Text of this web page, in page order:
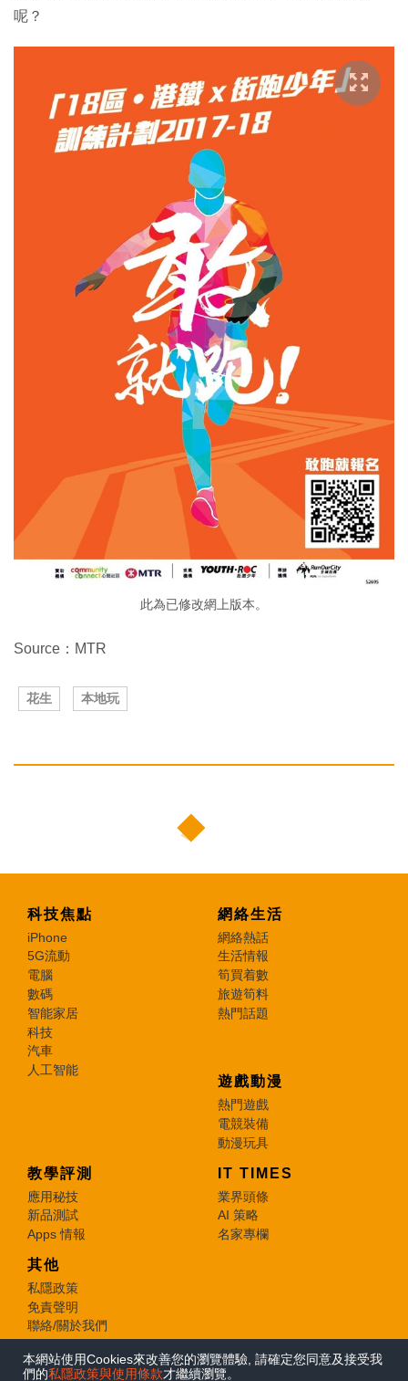
本網站使用Cookies來改善您的瀏覽體驗, 請確定您同意及接受我
們的私隱政策與使用條款才繼續瀏覽。
呢？
此為已修改網上版本。
Source：MTR
花生 本地玩
科技焦點
iPhone
5G流動
電腦
數碼
智能家居
科技
汽車
人工智能
網絡生活
網絡熱話
生活情報
筍買着數
旅遊筍料
熱門話題
遊戲動漫
熱門遊戲
電競裝備
動漫玩具
教學評測
應用秘技
新品測試
Apps 情報
IT TIMES
業界頭條
AI 策略
名家專欄
其他
私隱政策
免責聲明
聯絡/關於我們
© 2026 e-zone. All Rights Reserved.